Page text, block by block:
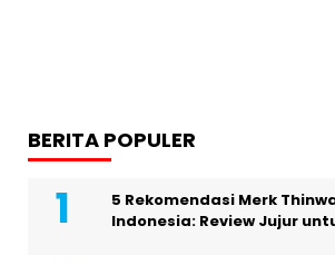
BERITA POPULER
5 Rekomendasi Merk
Indonesia: Review Jujur